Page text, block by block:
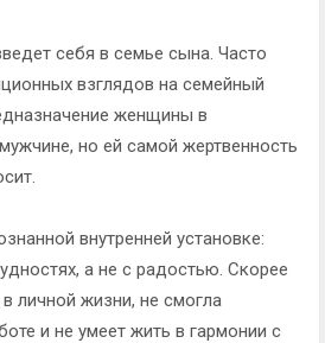
себя в семье сына. Часто
взглядов на семейный
женщины в
но ей самой жертвенность
внутренней установке:
а не с радостью. Скорее
личной жизни, не смогла
и не умеет жить в гармонии с